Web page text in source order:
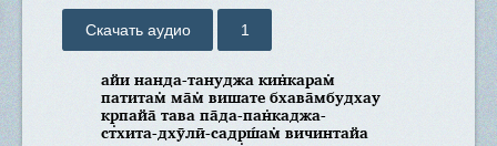
Скачать аудио 1
aйи нaнда-тануджa кин̇кaрам̇
патитам̇ ма̄м̇ вишатe бхава̄мбудхау
кр̣пайа̄ тавa па̄да-пан̇кaджa-
стхита-дхӯлӣ-садр̣ш́ам̇ вичинтайа